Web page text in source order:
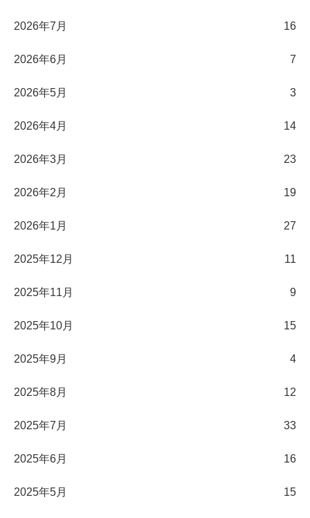
2026年7月 16
2026年6月 7
2026年5月 3
2026年4月 14
2026年3月 23
2026年2月 19
2026年1月 27
2025年12月 11
2025年11月 9
2025年10月 15
2025年9月 4
2025年8月 12
2025年7月 33
2025年6月 16
2025年5月 15